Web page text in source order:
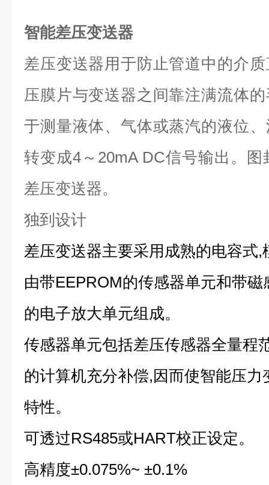
智能差压变送器
差压变送器用于防止管道中的介
压膜片与变送器之间靠注满流体
于测量液体、气体或蒸汽的液位
转变成4～20mA DC信号输出。
差压变送器。
独到设计
差压变送器主要采用成熟的电容式,
由带EEPROM的传感器单元和带
的电子放大单元组成。
传感器单元包括差压传感器全量程
的计算机充分补偿,因而使智能压
特性。
可透过RS485或HART校正设定。
高精度±0.075%~ ±0.1%